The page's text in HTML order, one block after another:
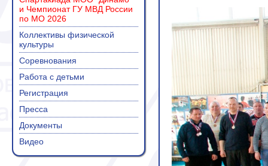
и Чемпионат ГУ МВД России
по МО 2026
Коллективы физической
культуры
Соревнования
Работа с детьми
Регистрация
Пресса
Документы
Видео